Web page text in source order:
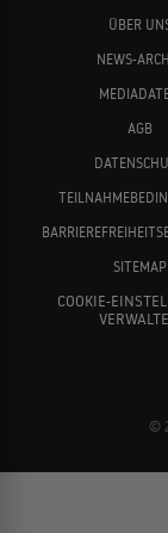
ÜBER
NEWS-
AGB
SITEMAP
COOKIE-
©